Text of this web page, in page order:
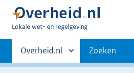
U
hier:
Lokale wet- en regelgeving
Primaire
navigatie
Andere
sites
Overheid.nl Zoeken